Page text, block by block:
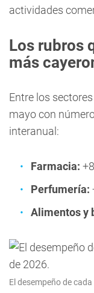
actividades
Los rubros
más
Entre los
mayo con
interanual:
Farmacia:
Perfumería:
Alimentos y
El desempeño de